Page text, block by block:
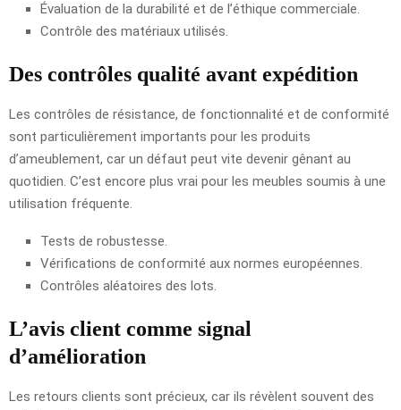
Évaluation de la durabilité et de l’éthique commerciale.
Contrôle des matériaux utilisés.
Des contrôles qualité avant expédition
Les contrôles de résistance, de fonctionnalité et de conformité
sont particulièrement importants pour les produits
d’ameublement, car un défaut peut vite devenir gênant au
quotidien. C’est encore plus vrai pour les meubles soumis à une
utilisation fréquente.
Tests de robustesse.
Vérifications de conformité aux normes européennes.
Contrôles aléatoires des lots.
L’avis client comme signal
d’amélioration
Les retours clients sont précieux, car ils révèlent souvent des